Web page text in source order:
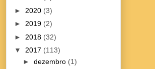
► 2020 (3)
► 2019 (2)
► 2018 (32)
▼ 2017 (113)
► dezembro (1)